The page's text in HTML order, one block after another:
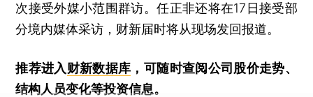
次接受外媒小范围群访。任正非还将在17日接受部
分境内媒体采访，财新届时将从现场发回报道。
推荐进入财新数据库 ，可随时查阅公司股价走势、
结构人员变化等投资信息。